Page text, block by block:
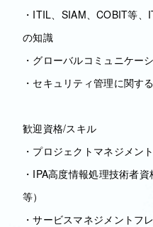
・ITIL、SIAM、COBIT等
の知識
・グローバルコミュニケー
・セキュリティ管理に関す
歓迎資格/スキル
・プロジェクトマネジメン
・IPA高度情報処理技術者
等）
・サービスマネジメントフ